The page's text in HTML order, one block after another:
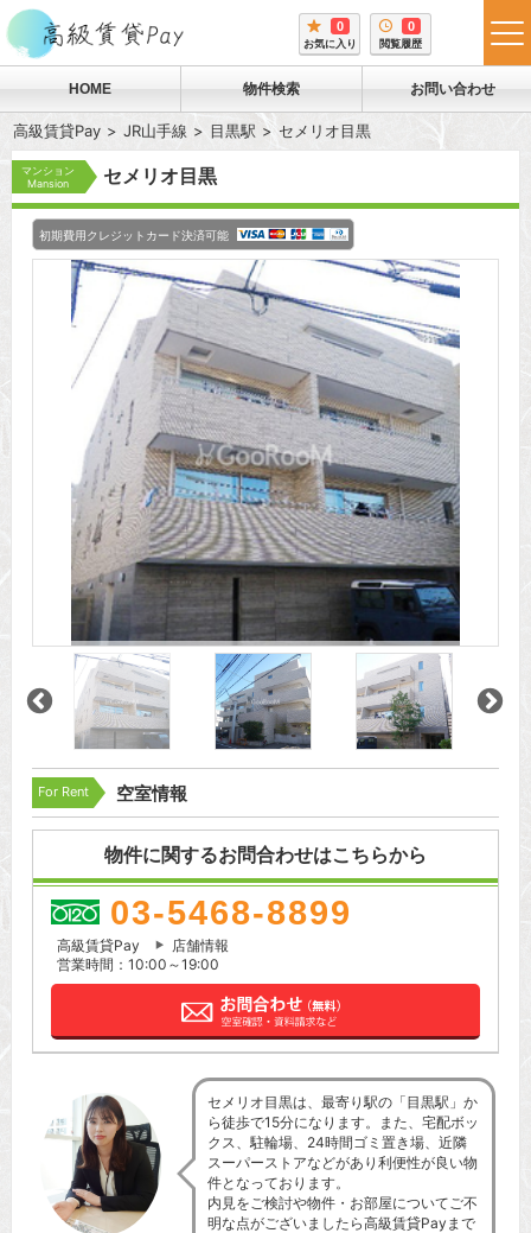
0
お気に入り
0
閲覧履歴
HOME 物件検索 お問い合わせ
高級賃貸Pay JR山手線 目黒駅 セメリオ目黒
マンション
Mansion
セメリオ目黒
初期費用クレジットカード決済可能
For Rent 空室情報
物件に関するお問合わせはこちらから
03-5468-8899
高級賃貸Pay
店舗情報
営業時間：10:00～19:00
セメリオ目黒は、最寄り駅の「目黒駅」か
ら徒歩で15分になります。また、宅配ボッ
クス、駐輪場、24時間ゴミ置き場、近隣
スーパーストアなどがあり利便性が良い物
件となっております。
内見をご検討や物件・お部屋についてご不
明な点がございましたら高級賃貸Payまで